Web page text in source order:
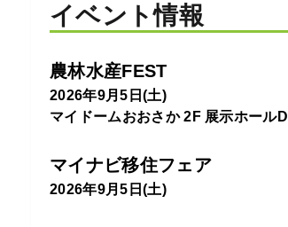
イベント情報
農林水産FEST
2026年9月5日(土)
マイドームおおさか 2F 展示ホールD
マイナビ移住フェア
2026年9月5日(土)